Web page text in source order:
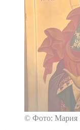
© Фото: Мария